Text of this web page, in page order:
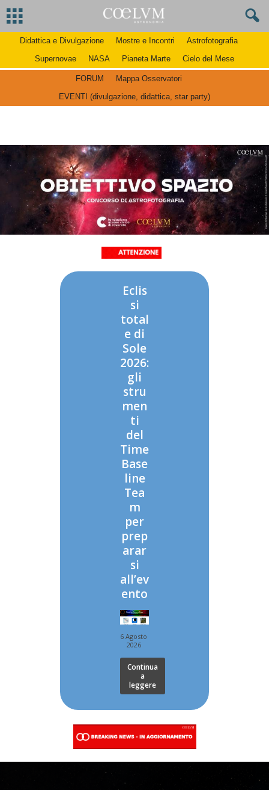
Didattica e Divulgazione Mostre e Incontri
Astrofotografia
Supernovae
NASA Pianeta Marte Cielo del Mese
FORUM
Mappa Osservatori
EVENTI (divulgazione, didattica, star party)
Eclis
si
total
e di
Sole
2026:
gli
stru
men
ti
del
Time
Base
line
Tea
m
per
prep
arar
si
all’ev
ento
6 Agosto
2026
Continua
a
leggere